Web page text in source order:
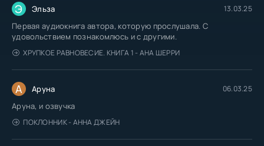
Э Эльза 13.03.25
Первая аудиокнига автора, которую прослушала. С
удовольствием познакомлюсь и с другими.
ХРУПКОЕ РАВНОВЕСИЕ. КНИГА 1 - АНА ШЕРРИ
А Аруна 06.03.25
Аруна, и озвучка
ПОКЛОННИК - АННА ДЖЕЙН